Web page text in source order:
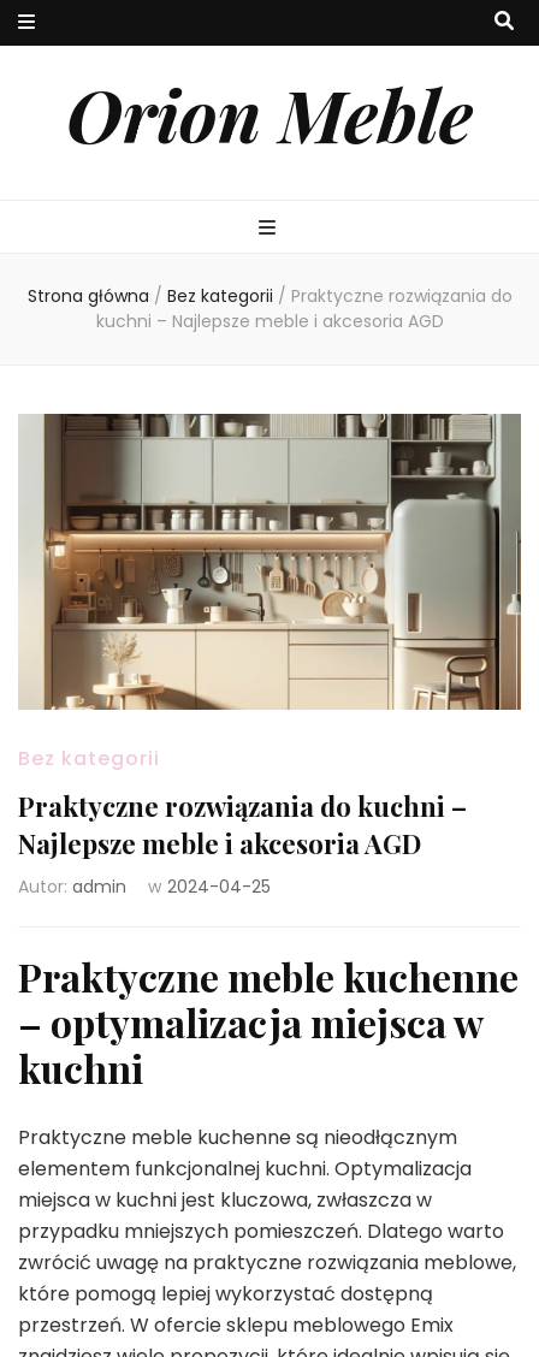
Orion Meble
Strona główna / Bez kategorii / Praktyczne rozwiązania do
kuchni – Najlepsze meble i akcesoria AGD
Bez kategorii
Praktyczne rozwiązania do kuchni –
Najlepsze meble i akcesoria AGD
Autor: admin w 2024-04-25
Praktyczne meble kuchenne
– optymalizacja miejsca w
kuchni
Praktyczne meble kuchenne są nieodłącznym
elementem funkcjonalnej kuchni. Optymalizacja
miejsca w kuchni jest kluczowa, zwłaszcza w
przypadku mniejszych pomieszczeń. Dlatego warto
zwrócić uwagę na praktyczne rozwiązania meblowe,
które pomogą lepiej wykorzystać dostępną
przestrzeń. W ofercie sklepu meblowego Emix